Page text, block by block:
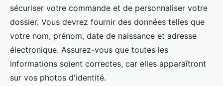
sécuriser votre commande et de personnaliser votre
dossier. Vous devrez fournir des données telles que
votre nom, prénom, date de naissance et adresse
électronique. Assurez-vous que toutes les
informations soient correctes, car elles apparaîtront
sur vos photos d'identité.